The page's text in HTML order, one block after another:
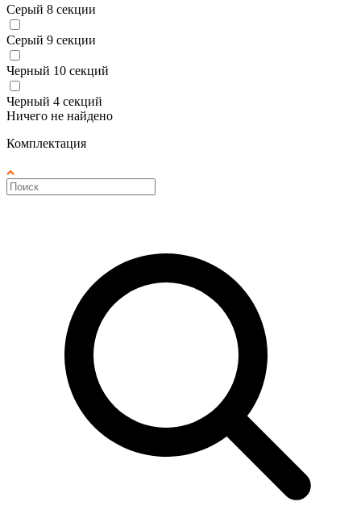
Серый 8 секции
Серый 9 секции
Черный 10 секций
Черный 4 секций
Ничего не найдено
Комплектация